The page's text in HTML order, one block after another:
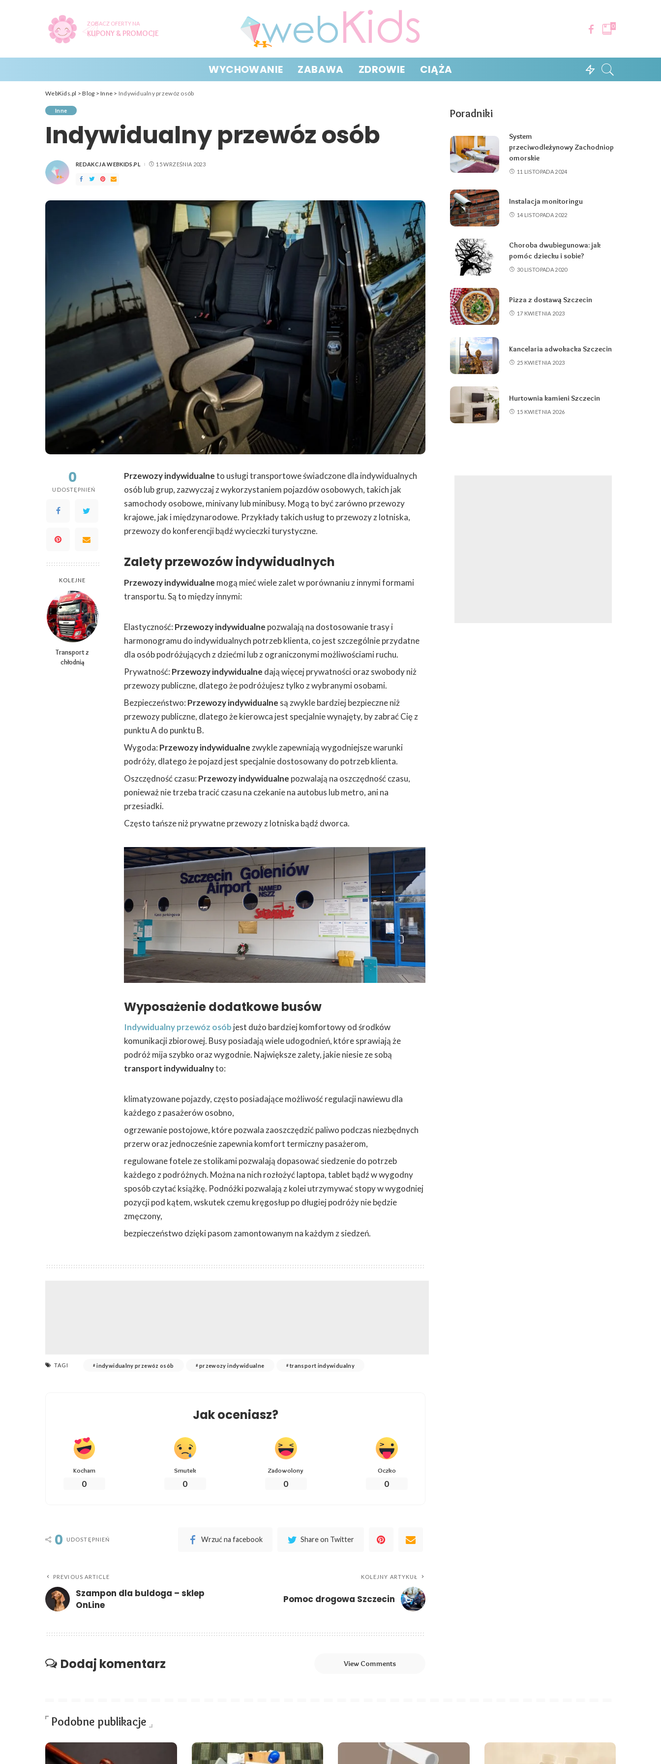
ZOBACZ OFERTY NA
KUPONY & PROMOCJE
0
WYCHOWANIE ZABAWA ZDROWIE CIĄŻA
WebKids.pl >Blog >Inne > Indywidualny przewóz osób
Inne
Indywidualny przewóz osób
POSTED
REDAKCJA WEBKIDS.PL 15 WRZEŚNIA 2023
0
UDOSTĘPNIEŃ
KOLEJNE
Transport z
chłodnią
Przewozy indywidualneto usługi transportowe świadczone dla indywidualnych
osób lub grup, zazwyczaj z wykorzystaniem pojazdów osobowych, takich jak
samochody osobowe, minivany lub minibusy. Mogą to być zarówno przewozy
krajowe, jak i międzynarodowe. Przykłady takich usług to przewozy z lotniska,
przewozy do konferencji bądź wycieczki turystyczne.
Zalety przewozów indywidualnych
Przewozy indywidualne mogą mieć wiele zalet w porównaniu z innymi formami
transportu. Są to między innymi:
Elastyczność: Przewozy indywidualne pozwalają na dostosowanie trasy i
harmonogramu do indywidualnych potrzeb klienta, co jest szczególnie przydatne
dla osób podróżujących z dziećmi lub z ograniczonymi możliwościami ruchu.
Prywatność: Przewozy indywidualne dają więcej prywatności oraz swobody niż
przewozy publiczne, dlatego że podróżujesz tylko z wybranymi osobami.
Bezpieczeństwo: Przewozy indywidualne są zwykle bardziej bezpieczne niż
przewozy publiczne, dlatego że kierowca jest specjalnie wynajęty, by zabrać Cię z
punktu A do punktu B.
Wygoda: Przewozy indywidualne zwykle zapewniają wygodniejsze warunki
podróży, dlatego że pojazd jest specjalnie dostosowany do potrzeb klienta.
Oszczędność czasu: Przewozy indywidualne pozwalają na oszczędność czasu,
ponieważ nie trzeba tracić czasu na czekanie na autobus lub metro, ani na
przesiadki.
Często tańsze niż prywatne przewozy z lotniska bądź dworca.
Wyposażenie dodatkowe busów
Indywidualny przewóz osób jest dużo bardziej komfortowy od środków
komunikacji zbiorowej. Busy posiadają wiele udogodnień, które sprawiają że
podróż mija szybko oraz wygodnie. Największe zalety, jakie niesie ze sobą
transport indywidualnyto:
klimatyzowane pojazdy, często posiadające możliwość regulacji nawiewu dla
każdego z pasażerów osobno,
ogrzewanie postojowe, które pozwala zaoszczędzić paliwo podczas niezbędnych
przerw oraz jednocześnie zapewnia komfort termiczny pasażerom,
regulowane fotele ze stolikami pozwalają dopasować siedzenie do potrzeb
każdego z podróżnych. Można na nich rozłożyć laptopa, tablet bądź w wygodny
sposób czytać książkę. Podnóżki pozwalają z kolei utrzymywać stopy w wygodniej
pozycji pod kątem, wskutek czemu kręgosłup po długiej podróży nie będzie
zmęczony,
bezpieczeństwo dzięki pasom zamontowanym na każdym z siedzeń.
TAGI indywidualny przewóz osób przewozy indywidualne transport indywidualny
Jak oceniasz?
Kocham
0
Smutek
0
Zadowolony
0
Oczko
0
0 UDOSTĘPNIEŃ Wrzuć na facebook Share on Twitter
PREVIOUS ARTICLE
Szampon dla buldoga – sklep
OnLine
KOLEJNY ARTYKUŁ
Pomoc drogowa Szczecin
Dodaj komentarz View Comments
Poradniki
System
przeciwodleżynowy Zachodniop
omorskie
11 LISTOPADA 2024
Instalacja monitoringu
14 LISTOPADA 2022
Choroba dwubiegunowa: jak
pomóc dziecku i sobie?
30 LISTOPADA 2020
Pizza z dostawą Szczecin
17 KWIETNIA 2023
Kancelaria adwokacka Szczecin
25 KWIETNIA 2023
Hurtownia kamieni Szczecin
15 KWIETNIA 2026
Podobne publikacje